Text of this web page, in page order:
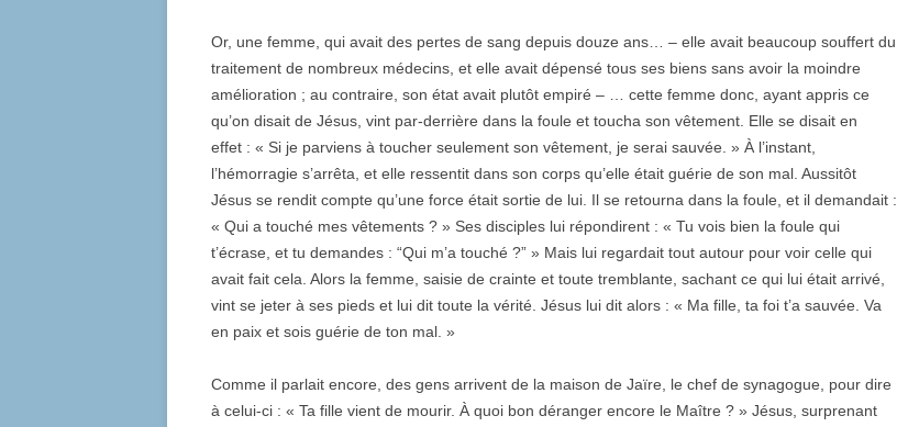
Or, une femme, qui avait des pertes de sang depuis douze ans… – elle avait beaucoup souffert du
traitement de nombreux médecins, et elle avait dépensé tous ses biens sans avoir la moindre
amélioration ; au contraire, son état avait plutôt empiré – … cette femme donc, ayant appris ce
qu’on disait de Jésus, vint par-derrière dans la foule et toucha son vêtement. Elle se disait en
effet : « Si je parviens à toucher seulement son vêtement, je serai sauvée. » À l’instant,
l’hémorragie s’arrêta, et elle ressentit dans son corps qu’elle était guérie de son mal. Aussitôt
Jésus se rendit compte qu’une force était sortie de lui. Il se retourna dans la foule, et il demandait :
« Qui a touché mes vêtements ? » Ses disciples lui répondirent : « Tu vois bien la foule qui
t’écrase, et tu demandes : “Qui m’a touché ?” » Mais lui regardait tout autour pour voir celle qui
avait fait cela. Alors la femme, saisie de crainte et toute tremblante, sachant ce qui lui était arrivé,
vint se jeter à ses pieds et lui dit toute la vérité. Jésus lui dit alors : « Ma fille, ta foi t’a sauvée. Va
en paix et sois guérie de ton mal. »
Comme il parlait encore, des gens arrivent de la maison de Jaïre, le chef de synagogue, pour dire
à celui-ci : « Ta fille vient de mourir. À quoi bon déranger encore le Maître ? » Jésus, surprenant